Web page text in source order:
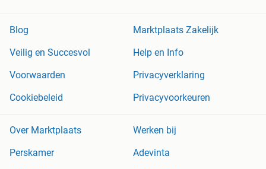
Blog
Marktplaats Zakelijk
Veilig en Succesvol
Help en Info
Voorwaarden
Privacyverklaring
Cookiebeleid
Privacyvoorkeuren
Over Marktplaats
Werken bij
Perskamer
Adevinta